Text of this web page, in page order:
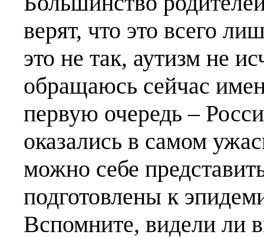
верят, что это всего
это не так, аутизм не
обращаюсь сейчас
первую очередь –
оказались в самом
можно себе
подготовлены к
Вспомните, видели ли